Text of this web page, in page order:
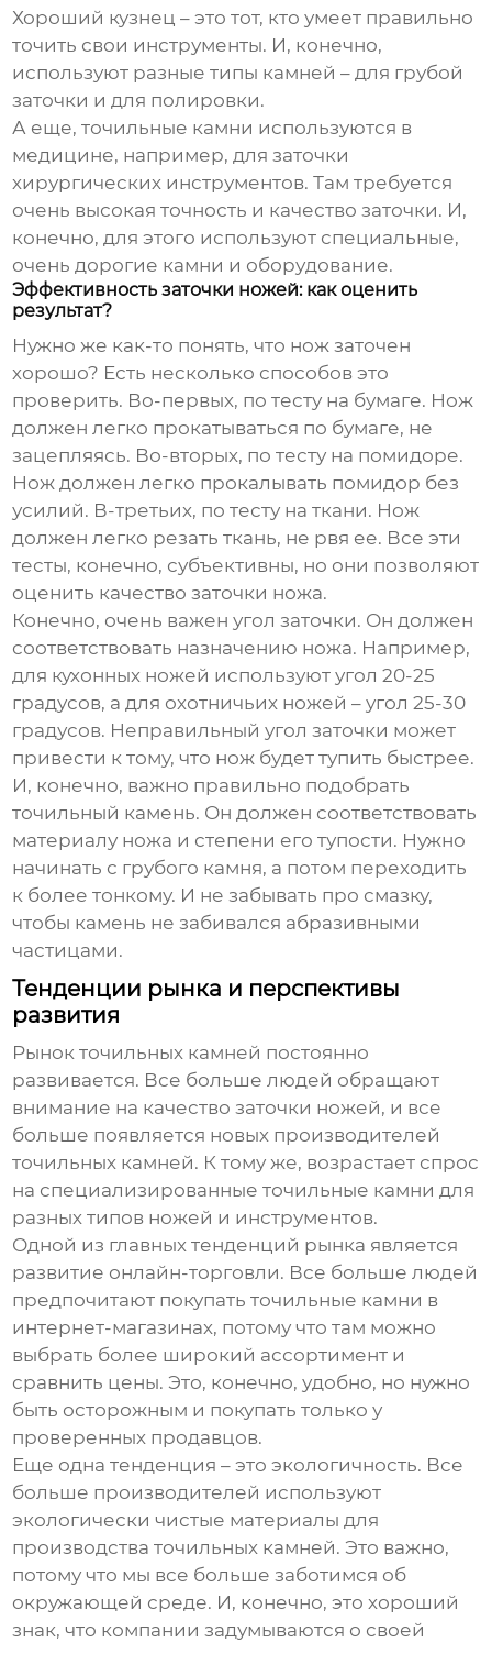
Хороший кузнец – это тот, кто умеет правильно
точить свои инструменты. И, конечно,
используют разные типы камней – для грубой
заточки и для полировки.
А еще, точильные камни используются в
медицине, например, для заточки
хирургических инструментов. Там требуется
очень высокая точность и качество заточки. И,
конечно, для этого используют специальные,
очень дорогие камни и оборудование.
Эффективность заточки ножей: как оценить
результат?
Нужно же как-то понять, что нож заточен
хорошо? Есть несколько способов это
проверить. Во-первых, по тесту на бумаге. Нож
должен легко прокатываться по бумаге, не
зацепляясь. Во-вторых, по тесту на помидоре.
Нож должен легко прокалывать помидор без
усилий. В-третьих, по тесту на ткани. Нож
должен легко резать ткань, не рвя ее. Все эти
тесты, конечно, субъективны, но они позволяют
оценить качество заточки ножа.
Конечно, очень важен угол заточки. Он должен
соответствовать назначению ножа. Например,
для кухонных ножей используют угол 20-25
градусов, а для охотничьих ножей – угол 25-30
градусов. Неправильный угол заточки может
привести к тому, что нож будет тупить быстрее.
И, конечно, важно правильно подобрать
точильный камень. Он должен соответствовать
материалу ножа и степени его тупости. Нужно
начинать с грубого камня, а потом переходить
к более тонкому. И не забывать про смазку,
чтобы камень не забивался абразивными
частицами.
Тенденции рынка и перспективы
развития
Рынок точильных камней постоянно
развивается. Все больше людей обращают
внимание на качество заточки ножей, и все
больше появляется новых производителей
точильных камней. К тому же, возрастает спрос
на специализированные точильные камни для
разных типов ножей и инструментов.
Одной из главных тенденций рынка является
развитие онлайн-торговли. Все больше людей
предпочитают покупать точильные камни в
интернет-магазинах, потому что там можно
выбрать более широкий ассортимент и
сравнить цены. Это, конечно, удобно, но нужно
быть осторожным и покупать только у
проверенных продавцов.
Еще одна тенденция – это экологичность. Все
больше производителей используют
экологически чистые материалы для
производства точильных камней. Это важно,
потому что мы все больше заботимся об
окружающей среде. И, конечно, это хороший
знак, что компании задумываются о своей